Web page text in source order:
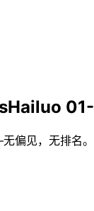
Hailuo
偏见，无排名。